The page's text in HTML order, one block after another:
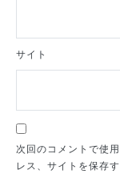
サイト
次回のコメントで使
レス、サイトを保存す